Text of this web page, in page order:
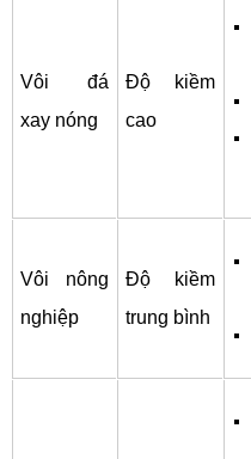
Vôi đá
xay nóng
Độ kiềm
cao
Vôi nông
nghiệp
Độ kiềm
trung bình